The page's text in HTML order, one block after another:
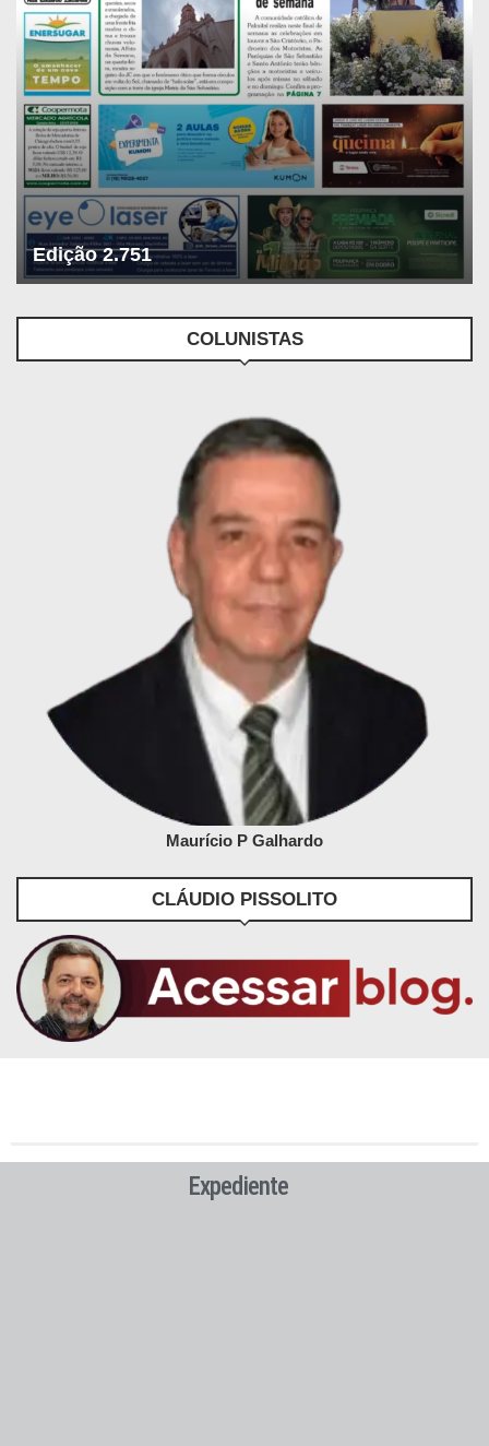
Edição 2.751
COLUNISTAS
Maurício P Galhardo
CLÁUDIO PISSOLITO
Expediente